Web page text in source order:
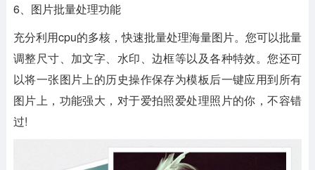
6、图片批量处理功能
充分利用cpu的多核，快速批量处理海量图片。您可以批量
调整尺寸、加文字、水印、边框等以及各种特效。您还可
以将一张图片上的历史操作保存为模板后一键应用到所有
图片上，功能强大，对于爱拍照爱处理照片的你，不容错
过!